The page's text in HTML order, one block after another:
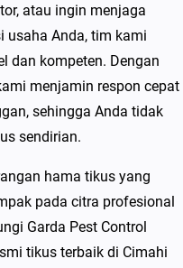
atau ingin menjaga
usaha Anda, tim kami
dan kompeten. Dengan
menjamin respon cepat
sehingga Anda tidak
sendirian.
hama tikus yang
pada citra profesional
Garda Pest Control
tikus terbaik di Cimahi